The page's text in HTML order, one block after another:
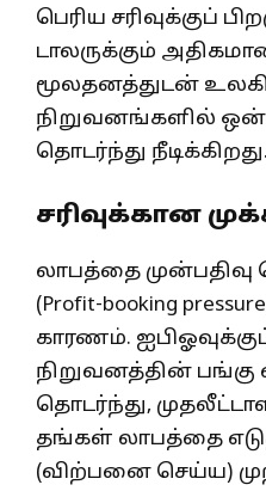
பெரிய சரிவுக்குப்
டாலருக்கும்
மூலதனத்துடன்
நிறுவனங்களில்
தொடர்ந்து நீடிக்கிறது.
சரிவுக்கான
லாபத்தை முன்பதிவு
(Profit-booking
காரணம்.
நிறுவனத்தின்
தொடர்ந்து,
தங்கள் லாபத்தை
(விற்பனை செய்ய)